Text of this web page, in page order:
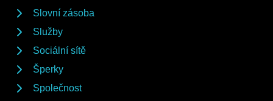
Slovní zásoba
Služby
Sociální sítě
Šperky
Společnost